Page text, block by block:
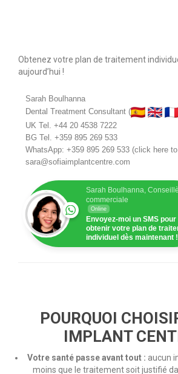
Obtenez votre plan de traitement
aujourd’hui !
Sarah Boulhanna
Dental Treatment Consultant (
UK Tel. +44 20 4538 7222
BG Tel. +359 895 269 533
WhatsApp: +359 895 269 533(click here
sara@sofiaimplantcentre.com
Sarah Boulhanna,
commerciale
Online
Envoyez-moi un SMS pour
obtenir votre plan de
individuel dès maintenant !
POURQUOI
IMPLANT
Votre santé passe avant tout : aucun
moins que le traitement soit justifié